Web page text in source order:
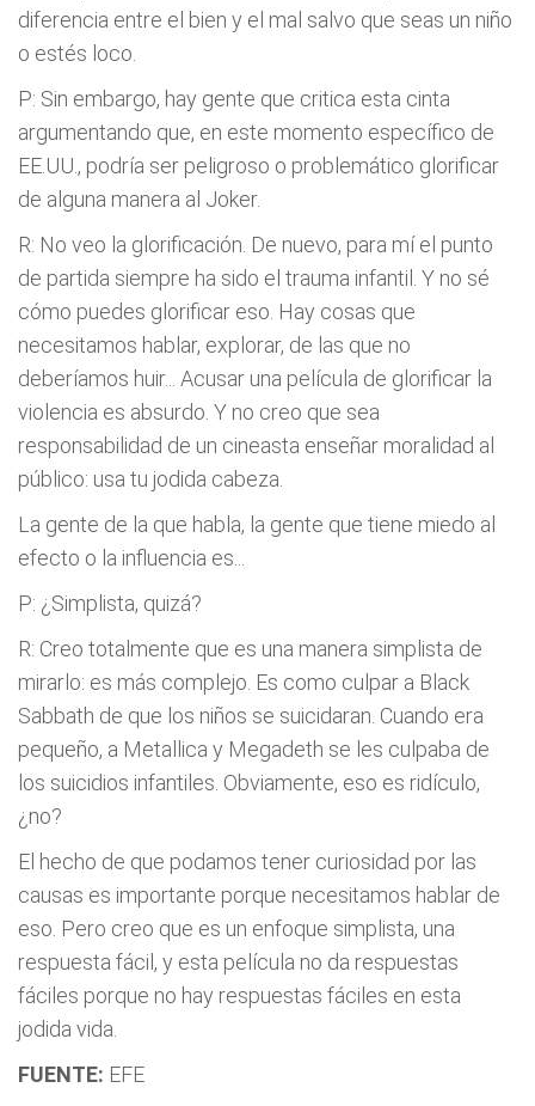
diferencia entre el bien y el mal salvo que seas un niño
o estés loco.
P: Sin embargo, hay gente que critica esta cinta
argumentando que, en este momento específico de
EE.UU., podría ser peligroso o problemático glorificar
de alguna manera al Joker.
R: No veo la glorificación. De nuevo, para mí el punto
de partida siempre ha sido el trauma infantil. Y no sé
cómo puedes glorificar eso. Hay cosas que
necesitamos hablar, explorar, de las que no
deberíamos huir... Acusar una película de glorificar la
violencia es absurdo. Y no creo que sea
responsabilidad de un cineasta enseñar moralidad al
público: usa tu jodida cabeza.
La gente de la que habla, la gente que tiene miedo al
efecto o la influencia es...
P: ¿Simplista, quizá?
R: Creo totalmente que es una manera simplista de
mirarlo: es más complejo. Es como culpar a Black
Sabbath de que los niños se suicidaran. Cuando era
pequeño, a Metallica y Megadeth se les culpaba de
los suicidios infantiles. Obviamente, eso es ridículo,
¿no?
El hecho de que podamos tener curiosidad por las
causas es importante porque necesitamos hablar de
eso. Pero creo que es un enfoque simplista, una
respuesta fácil, y esta película no da respuestas
fáciles porque no hay respuestas fáciles en esta
jodida vida.
FUENTE: EFE